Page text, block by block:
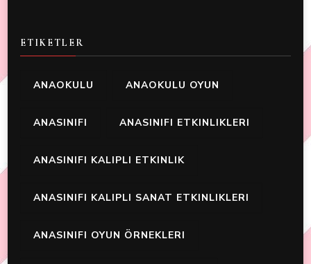
ETIKETLER
ANAOKULU ANAOKULU OYUN
ANASINIFI ANASINIFI ETKINLIKLERI
ANASINIFI KALIPLI ETKINLIK
ANASINIFI KALIPLI SANAT ETKINLIKLERI
ANASINIFI OYUN ÖRNEKLERI